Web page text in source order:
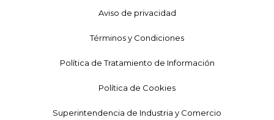
Aviso de privacidad
Términos y Condiciones
Política de Tratamiento de Información
Política de Cookies
Superintendencia de Industria y Comercio